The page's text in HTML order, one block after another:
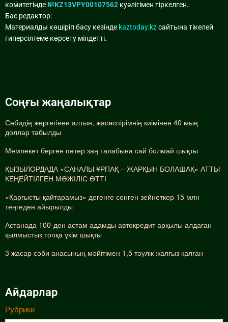
комитетінде№KZ13VPY00107562 куәлігімен тіркелген.
Бас редактор:
Материалды көшіріп басу кезінде kaztoday.kzсайтына тікелей
гиперсілтеме көрсету міндетті.
Соңғы жаңалықтар
Сәбидің жөргегінен алтын, жасөспірімнің киімінен 40 мың
доллар табылды
Мемлекет берген пәтер заң талабына сай болмай шықты
ҚЫЗЫЛОРДАДА «САНАЛЫ ҰРПАҚ – ЖАРҚЫН БОЛАШАҚ» АТТЫ
КЕҢЕЙТІЛГЕН МӘЖІЛІС ӨТТІ
«Қарғысты қайтарамыз» дегенге сенген зейнеткер 15 млн
теңгеден айырылды
Астанада 100-ден астам адамды автокредит арқылы алдаған
қылмыстық топқа үкім шықты
3 жасар сәби анасының мәйітімен 1,5 тәулік жалғыз қалған
Айдарлар
Рубрики